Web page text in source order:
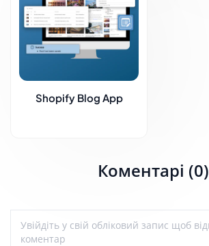
Shopify Blog App
Коментарі (0)